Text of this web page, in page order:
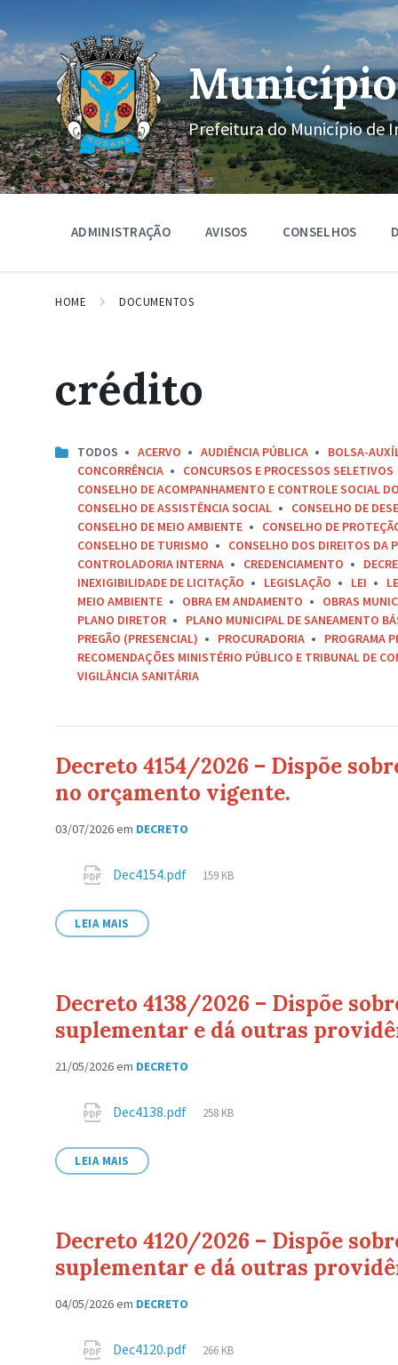
o
conteúdo
a
navegação
principal
o
rodapé
Município
Prefeitura do Município de
ADMINISTRAÇÃO AVISOS CONSELHOS
HOME DOCUMENTOS
crédito
TODOS ACERVO AUDIÊNCIA PÚBLICA
BOLSA-
CONCORRÊNCIA
CONCURSOS E PROCESSOS SELETIVOS
CONSELHO DE ACOMPANHAMENTO E CONTROLE SOCIAL
CONSELHO DE ASSISTÊNCIA SOCIAL
CONSELHO DE
CONSELHO DE MEIO AMBIENTE
CONSELHO DE
CONSELHO DE TURISMO
CONSELHO DOS DIREITOS DA
CONTROLADORIA INTERNA
CREDENCIAMENTO
INEXIGIBILIDADE DE LICITAÇÃO
LEGISLAÇÃO LEI
MEIO AMBIENTE
OBRA EM ANDAMENTO
OBRAS
PLANO DIRETOR
PLANO MUNICIPAL DE SANEAMENTO
PREGÃO (PRESENCIAL)
PROCURADORIA
PROGRAMA
RECOMENDAÇÕES MINISTÉRIO PÚBLICO E TRIBUNAL DE
VIGILÂNCIA SANITÁRIA
Decreto 4154/2026 – Dispõe
no orçamento vigente.
03/07/2026em DECRETO
AnexosDec4154.pdf
Tamanho
159 KB
LEIA MAIS
Decreto 4138/2026 – Dispõe
suplementar e dá outras
21/05/2026em DECRETO
AnexosDec4138.pdf
Tamanho
258 KB
LEIA MAIS
Decreto 4120/2026 – Dispõe
suplementar e dá outras
04/05/2026em DECRETO
AnexosDec4120.pdf
Tamanho
266 KB